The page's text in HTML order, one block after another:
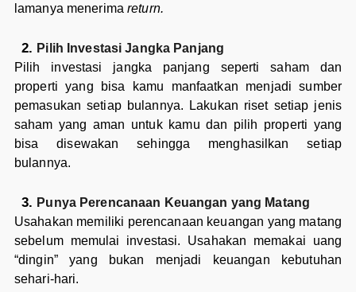
lamanya menerimareturn.
Pilih Investasi Jangka Panjang
Pilih investasi jangka panjang seperti saham dan
properti yang bisa kamu manfaatkan menjadi sumber
pemasukan setiap bulannya. Lakukan riset setiap jenis
saham yang aman untuk kamu dan pilih properti yang
bisa disewakan sehingga menghasilkan setiap
bulannya.
Punya Perencanaan Keuangan yang Matang
Usahakan memiliki perencanaan keuangan yang matang
sebelum memulai investasi. Usahakan memakai uang
“dingin” yang bukan menjadi keuangan kebutuhan
sehari-hari.